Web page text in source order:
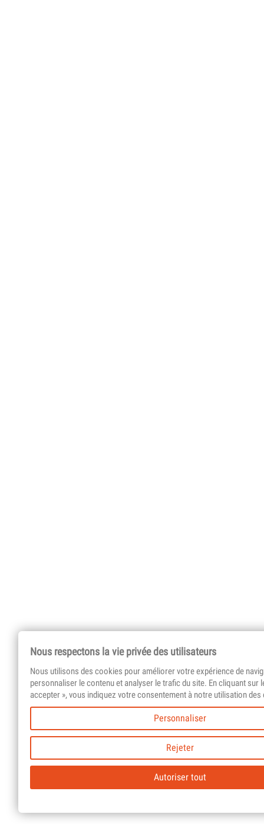
Nous respectons la vie privée des utilisateurs
Nous utilisons des cookies pour améliorer votre expérience de
personnaliser le contenu et analyser le trafic du site. En cliquant sur
accepter », vous indiquez votre consentement à notre utilisation
Personnaliser
Rejeter
Autoriser tout